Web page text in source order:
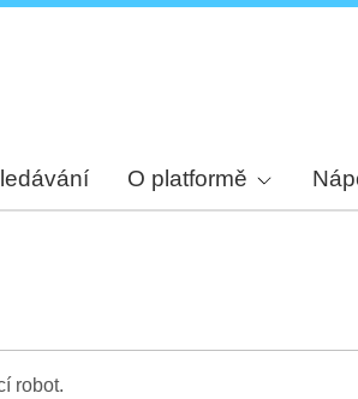
O platformě
robot.